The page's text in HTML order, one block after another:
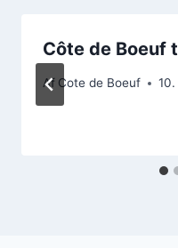
Côte de Boeuf
Af Cote de Boeuf